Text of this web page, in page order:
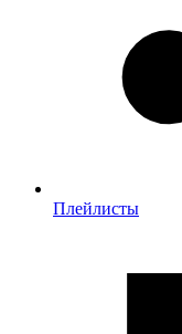
Плейлисты